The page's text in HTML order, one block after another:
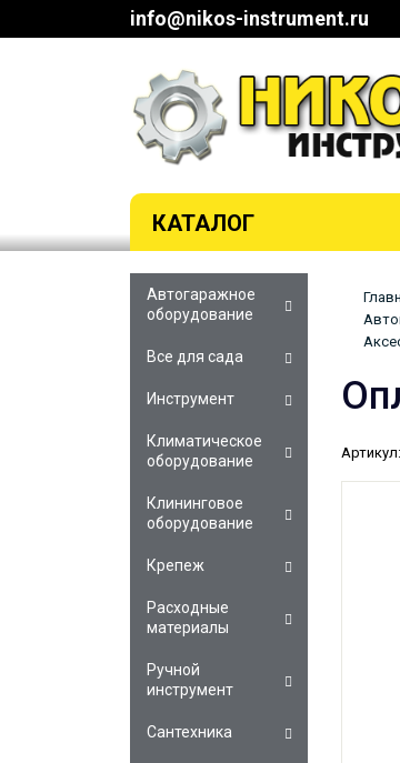
info@nikos-instrument.ru
КАТАЛОГ
Артикул:
Автогаражное
оборудование
Все для сада
Инструмент
Климатическое
оборудование
Клининговое
оборудование
Крепеж
Расходные
материалы
Ручной
инструмент
Сантехника